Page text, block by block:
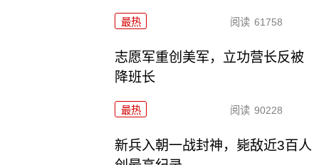
最热 阅读 61758
志愿军重创美军，立功营长反被
降班长
最热 阅读 90228
新兵入朝一战封神，毙敌近3百人